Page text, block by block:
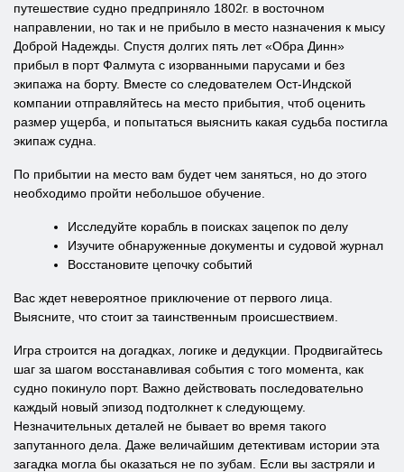
путешествие судно предприняло 1802г. в восточном
направлении, но так и не прибыло в место назначения к мысу
Доброй Надежды. Спустя долгих пять лет «Обра Динн»
прибыл в порт Фалмута с изорванными парусами и без
экипажа на борту. Вместе со следователем Ост-Индской
компании отправляйтесь на место прибытия, чтоб оценить
размер ущерба, и попытаться выяснить какая судьба постигла
экипаж судна.
По прибытии на место вам будет чем заняться, но до этого
необходимо пройти небольшое обучение.
Исследуйте корабль в поисках зацепок по делу
Изучите обнаруженные документы и судовой журнал
Восстановите цепочку событий
Вас ждет невероятное приключение от первого лица.
Выясните, что стоит за таинственным происшествием.
Игра строится на догадках, логике и дедукции. Продвигайтесь
шаг за шагом восстанавливая события с того момента, как
судно покинуло порт. Важно действовать последовательно
каждый новый эпизод подтолкнет к следующему.
Незначительных деталей не бывает во время такого
запутанного дела. Даже величайшим детективам истории эта
загадка могла бы оказаться не по зубам. Если вы застряли и